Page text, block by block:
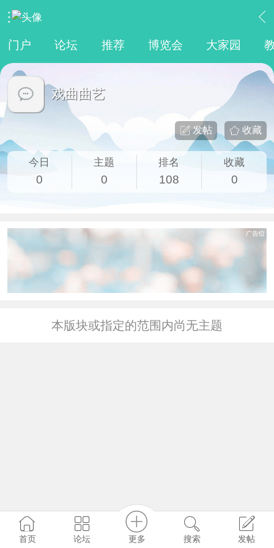
门户 论坛 推荐 博览会 大家园
戏曲曲艺
收藏
发帖
今日
0
主题
0
排名
108
收藏
0
本版块或指定的范围内尚无主题
首页 论坛 更多 搜索 发帖